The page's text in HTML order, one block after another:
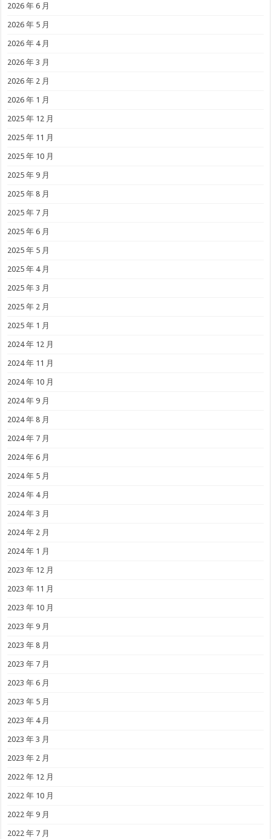
2026 年 6 月
2026 年 5 月
2026 年 4 月
2026 年 3 月
2026 年 2 月
2026 年 1 月
2025 年 12 月
2025 年 11 月
2025 年 10 月
2025 年 9 月
2025 年 8 月
2025 年 7 月
2025 年 6 月
2025 年 5 月
2025 年 4 月
2025 年 3 月
2025 年 2 月
2025 年 1 月
2024 年 12 月
2024 年 11 月
2024 年 10 月
2024 年 9 月
2024 年 8 月
2024 年 7 月
2024 年 6 月
2024 年 5 月
2024 年 4 月
2024 年 3 月
2024 年 2 月
2024 年 1 月
2023 年 12 月
2023 年 11 月
2023 年 10 月
2023 年 9 月
2023 年 8 月
2023 年 7 月
2023 年 6 月
2023 年 5 月
2023 年 4 月
2023 年 3 月
2023 年 2 月
2022 年 12 月
2022 年 10 月
2022 年 9 月
2022 年 7 月